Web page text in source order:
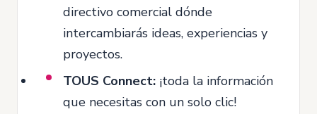
directivo comercial dónde
intercambiarás ideas, experiencias y
proyectos.
TOUS Connect: ¡toda la información
que necesitas con un solo clic!